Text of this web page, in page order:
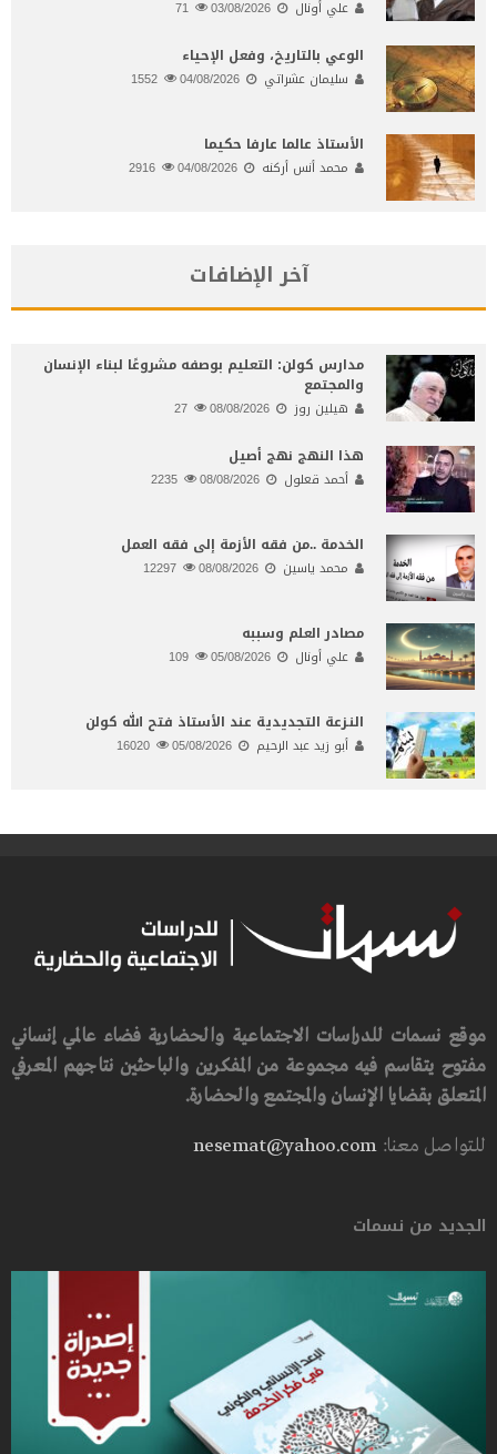
علي أونال 03/08/2026
الوعي بالتاريخ، وفعل الإحياء
سليمان عشراتي 04/08/2026
الأستاذ عالما عارفا حكيما
محمد أنس أركنه 04/08/2026
آخر الإضافات
مدارس كولن: التعليم بوصفه مشروعًا لبناء الإنسان
والمجتمع
هيلين روز 08/08/2026
هذا النهج نهج أصيل
أحمد قعلول 08/08/2026
الخدمة ..من فقه الأزمة إلى فقه العمل
محمد ياسين 08/08/2026
مصادر العلم وسببه
علي أونال 05/08/2026
النـزعة التجديدية عند الأستاذ فتح الله كولن
أبو زيد عبد الرحيم 05/08/2026
موقع نسمات للدراسات الاجتماعية والحضارية فضاء عالمي إنساني
مفتوح يتقاسم فيه مجموعة من المفكرين والباحثين نتاجهم المعرفي
المتعلق بقضايا الإنسان والمجتمع والحضارة.
للتواصل معنا:nesemat@yahoo.com
الجديد من نسمات